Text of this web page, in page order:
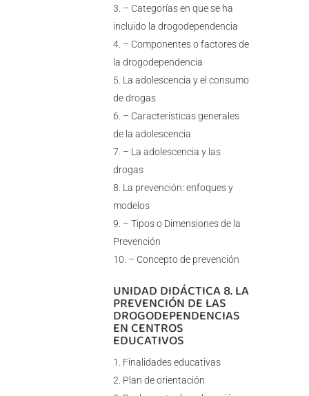
– Categorías en que se ha
incluido la drogodependencia
– Componentes o factores de
la drogodependencia
La adolescencia y el consumo
de drogas
– Características generales
de la adolescencia
– La adolescencia y las
drogas
La prevención: enfoques y
modelos
– Tipos o Dimensiones de la
Prevención
– Concepto de prevención
UNIDAD DIDÁCTICA 8. LA
PREVENCIÓN DE LAS
DROGODEPENDENCIAS
EN CENTROS
EDUCATIVOS
Finalidades educativas
Plan de orientación